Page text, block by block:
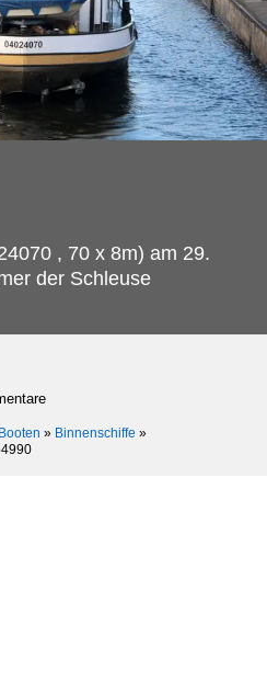
, 70 x 8m) am 29.
der Schleuse
» Binnenschiffe »